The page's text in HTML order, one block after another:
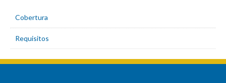
Cobertura
Requisitos